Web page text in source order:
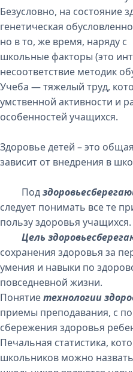
Безусловно, на состояние
генетическая
но в то, же время, наряду с
школьные факторы (это
несоответствие методик
Учеба — тяжелый труд,
умственной активности и
особенностей учащихся.
Здоровье детей – это
зависит от внедрения в
Под
следует понимать все те
пользу здоровья учащихся.
Цель
сохранения здоровья за
умения и навыки по
повседневной жизни.
Понятиетехнологии
приемы преподавания, с
сбережения здоровья
Печальная статистика,
школьников можно